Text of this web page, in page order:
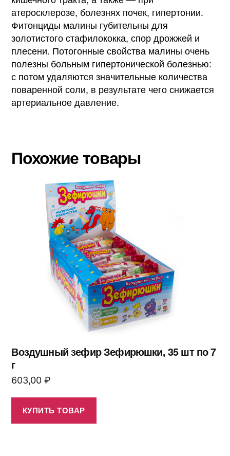
атеросклерозе, болезнях почек, гипертонии.
Фитонциды малины губительны для
золотистого стафилококка, спор дрожжей и
плесени. Потогонные свойства малины очень
полезны больным гипертонической болезнью:
с потом удаляются значительные количества
поваренной соли, в результате чего снижается
артериальное давление.
Похожие товары
Воздушный зефир Зефирюшки, 35 шт по 7
г
603,00 ₽
КУПИТЬ ТОВАР